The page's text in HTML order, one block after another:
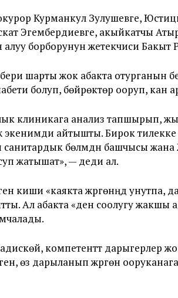
Курманкул Зулушевге,
Эгембердиевге, акыйкатчы
борборунун жетекчиси Бакыт
шарты жок абакта отурганын
болуп, бөйрөктөрү ооруп, кан
клиникага анализ тапшырып,
экенимди айтышты. Бирок
санитардык бөлүмдүн башчысы
жатышат», — деди ал.
киши «каякта жүргөнүңдү унутпа,
Ал абакта «ден соолугу
компетенттүү дарыгерлер
өзү дарыланып жүргөн